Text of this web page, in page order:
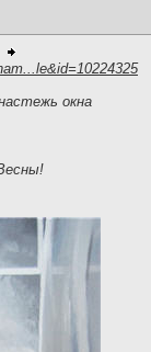
окна